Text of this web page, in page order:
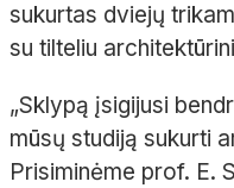
sukurtas dviejų
su tilteliu
„Sklypą įsigijusi
mūsų studiją sukurti
Prisiminėme prof. E.